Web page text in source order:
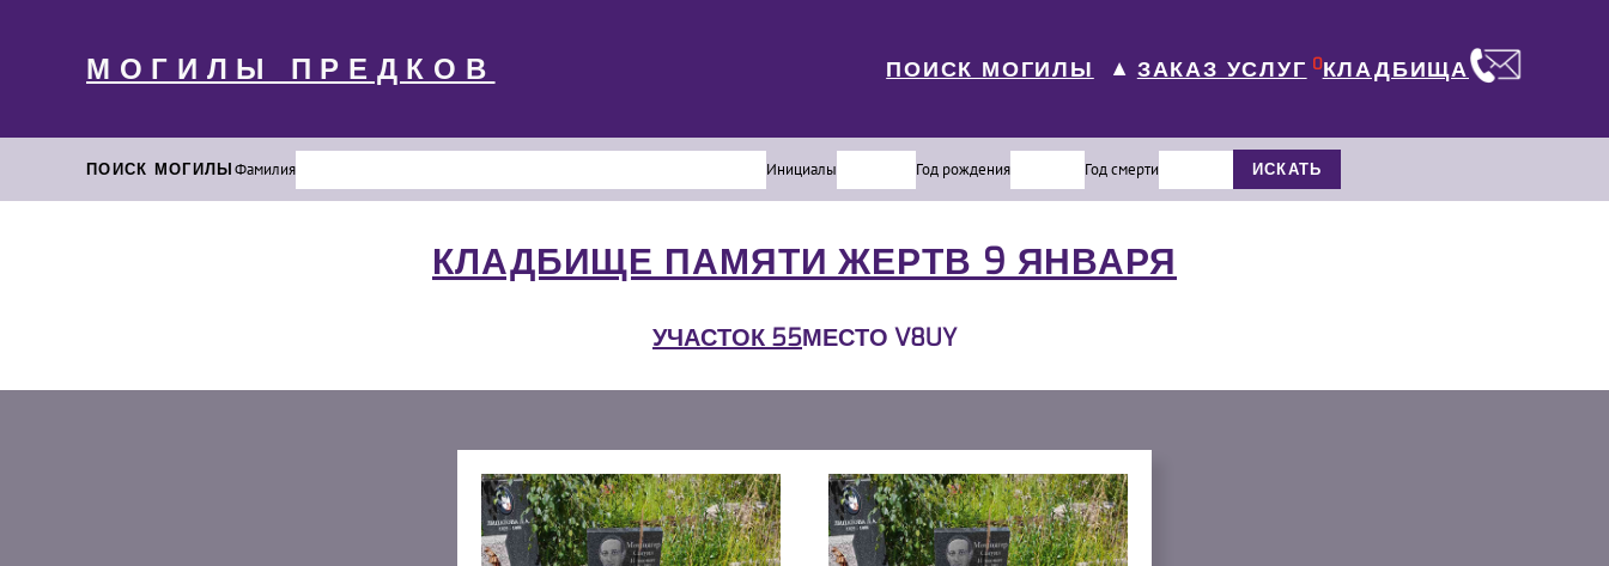
МОГИЛЫ ПРЕДКОВ ПОИСК МОГИЛЫ ▼ ЗАКАЗ УСЛУГ 0КЛАДБИЩА
ПОИСК МОГИЛЫФамилия Инициалы Год рождения Год смерти ИСКАТЬ
КЛАДБИЩЕ ПАМЯТИ ЖЕРТВ 9 ЯНВАРЯ
УЧАСТОК 55МЕСТО V8UY